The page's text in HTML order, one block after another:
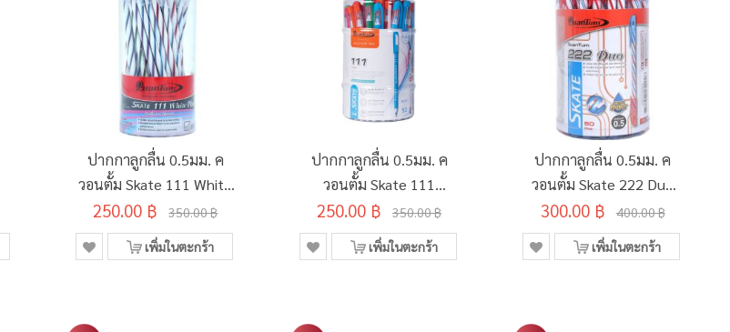
ปากกาลูกลื่น 0.5มม. ค
วอนตั้ม Skate 111 White
Plus สีน้ำเงิน คละสี
(50ด้าม/กระบอก)
250.00 ฿ 350.00 ฿
เพิ่มในตะกร้า
ปากกาลูกลื่น 0.5มม. ค
วอนตั้ม Skate 111
สีน้ำเงิน (50ด้าม/กระบอก)
250.00 ฿ 350.00 ฿
เพิ่มในตะกร้า
ปากกาลูกลื่น 0.5มม. ค
วอนตั้ม Skate 222 Duo
(50ด้าม/กระบอก)
300.00 ฿ 400.00 ฿
เพิ่มในตะกร้า